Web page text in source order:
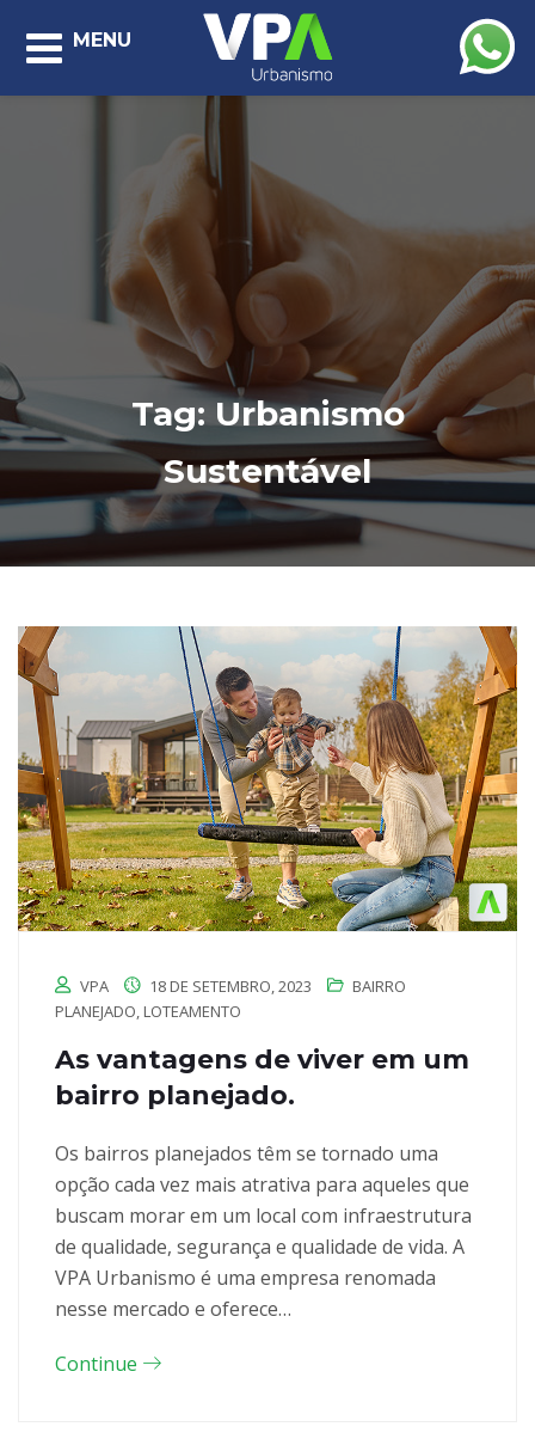
Tag: Urbanismo
Sustentável
VPA 18 DE SETEMBRO, 2023
BAIRRO
PLANEJADO, LOTEAMENTO
As vantagens de viver em um
bairro planejado.
Os bairros planejados têm se tornado uma
opção cada vez mais atrativa para aqueles que
buscam morar em um local com infraestrutura
de qualidade, segurança e qualidade de vida. A
VPA Urbanismo é uma empresa renomada
nesse mercado e oferece…
Continue
MENU